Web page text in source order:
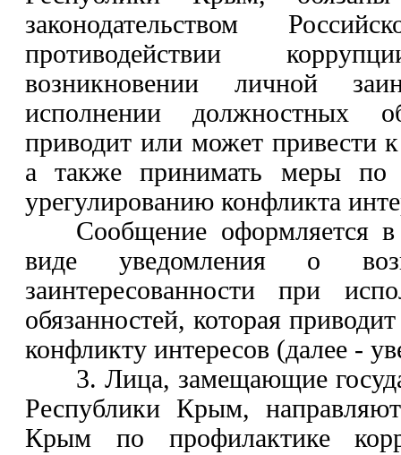
законодательством
противодействии
возникновении личной
исполнении должностных
приводит или может привести
а также принимать меры по
урегулированию конфликта
Сообщение оформляется
виде уведомления о
заинтересованности при
обязанностей, которая
конфликту интересов (далее -
3. Лица, замещающие
Республики Крым,
Крым по профилактике